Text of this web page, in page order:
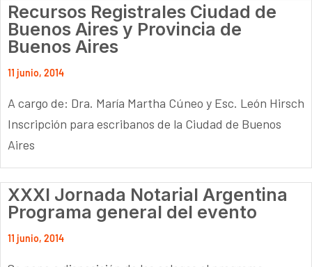
Recursos Registrales Ciudad de
Buenos Aires y Provincia de
Buenos Aires
11 junio, 2014
A cargo de: Dra. María Martha Cúneo y Esc. León Hirsch
Inscripción para escribanos de la Ciudad de Buenos
Aires
XXXI Jornada Notarial Argentina
Programa general del evento
11 junio, 2014